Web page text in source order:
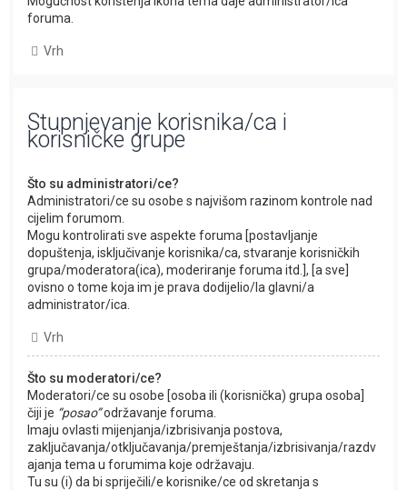
foruma.
Vrh
Stupnjevanje korisnika/ca i
korisničke grupe
Što su administratori/ce?
Administratori/ce su osobe s najvišom razinom kontrole nad
cijelim forumom.
Mogu kontrolirati sve aspekte foruma [postavljanje
dopuštenja, isključivanje korisnika/ca, stvaranje korisničkih
grupa/moderatora(ica), moderiranje foruma itd.], [a sve]
ovisno o tome koja im je prava dodijelio/la glavni/a
administrator/ica.
Vrh
Što su moderatori/ce?
Moderatori/ce su osobe [osoba ili (korisnička) grupa osoba]
čiji je “posao”održavanje foruma.
Imaju ovlasti mijenjanja/izbrisivanja postova,
zaključavanja/otključavanja/premještanja/izbrisivanja/razdv
ajanja tema u forumima koje održavaju.
Tu su (i) da bi spriječili/e korisnike/ce od skretanja s